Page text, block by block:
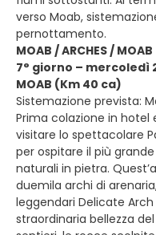
verso Moab,
pernottamento.
MOAB / ARCHES / MOAB
7° giorno – mercoledì
MOAB (Km 40 ca)
Sistemazione prevista:
Prima colazione in
visitare lo spettacolare
per ospitare il più
naturali in pietra.
duemila archi di
leggendari Delicate
straordinaria bellezza